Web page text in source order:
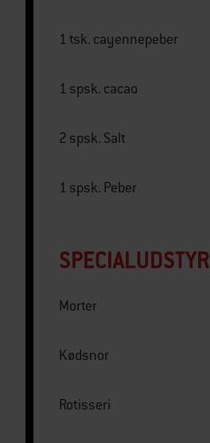
1 tsk. cayennepeber
1 spsk. cacao
2 spsk. Salt
1 spsk. Peber
SPECIALUDSTYR
Morter
Kødsnor
Rotisseri